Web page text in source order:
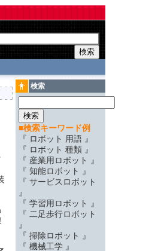
検索
■検索キーワード例
『 ロボット 用語 』
『 ロボット 種類 』
『 産業用ロボット 』
『 知能ロボット 』
『 サービスロボット
』
『 学習用ロボット 』
『 二足歩行ロボット
』
『 掃除ロボット 』
『 機械工学 』